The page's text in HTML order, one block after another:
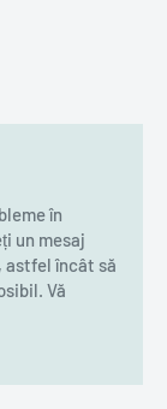
în
un mesaj
astfel încât să
Vă